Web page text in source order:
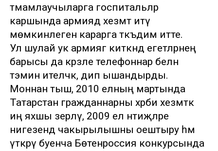
тәмамлаучыларга госпитальләр
каршында армиядә хезмәт итү
мөмкинлеген карарга тәкъдим итте.
Ул шулай ук армиягә киткәндә егетләрнең
барысы да кәрәзле телефоннар белән
тәэмин ителәчәк, дип ышандырды.
Моннан тыш, 2010 елның мартында
Татарстан гражданнарны хәрби хезмәткә
иң яхшы әзерләү, 2009 ел нәтиҗәләре
нигезендә чакырылышны оештыру һәм
үткәрү буенча Бөтенроссия конкурсында